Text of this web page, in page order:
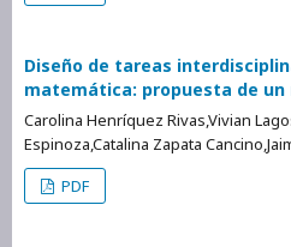
Diseño de tareas
matemática: propuesta de
Carolina Henríquez Rivas,Vivian
Espinoza,Catalina Zapata
PDF